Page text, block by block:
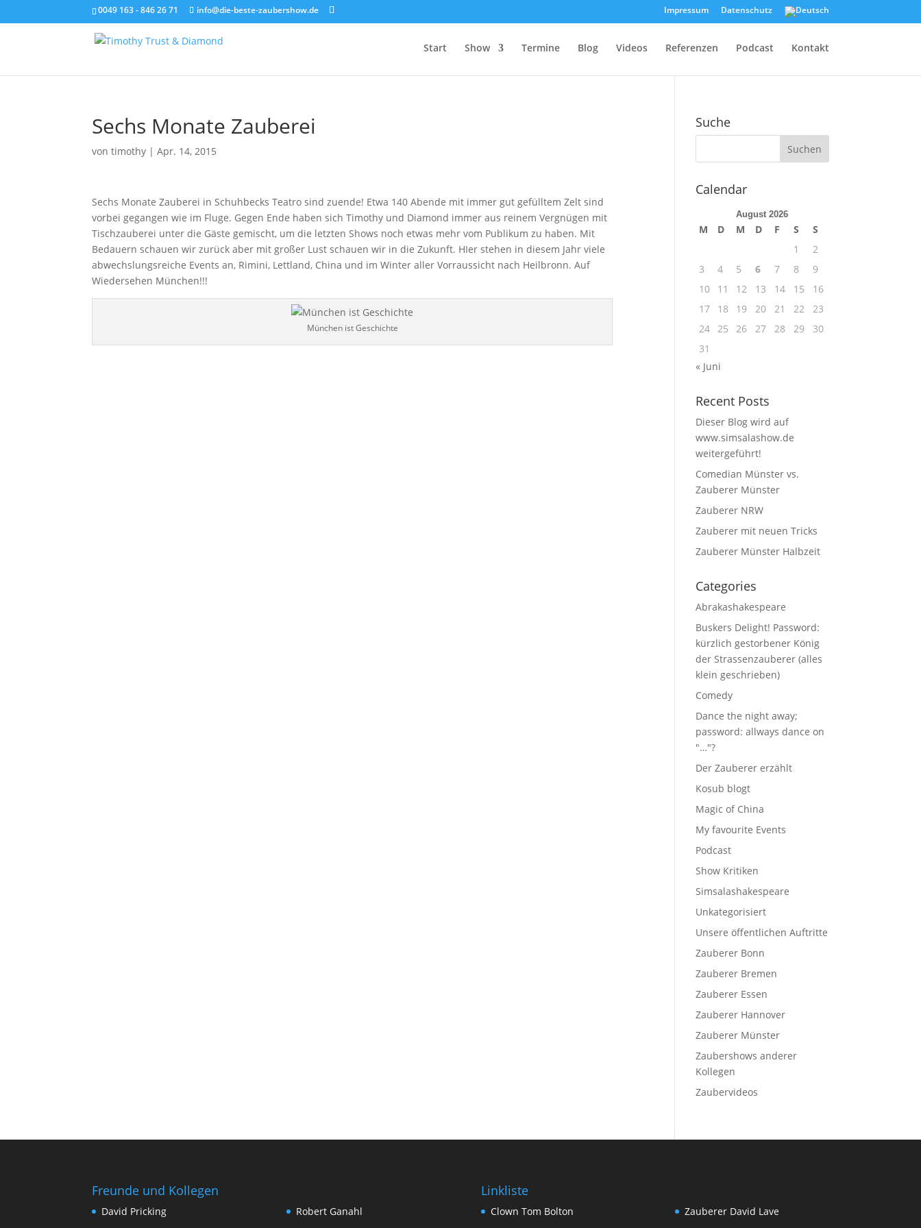
0049 163 - 846 26 71 info@die-beste-zaubershow.de Impressum Datenschutz
Start Show Termine Blog Videos Referenzen Podcast Kontakt
Sechs Monate Zauberei
vontimothy |Apr. 14, 2015
Sechs Monate Zauberei in Schuhbecks Teatro sind zuende! Etwa 140 Abende mit immer gut gefülltem Zelt sind
vorbei gegangen wie im Fluge. Gegen Ende haben sich Timothy und Diamond immer aus reinem Vergnügen mit
Tischzauberei unter die Gäste gemischt, um die letzten Shows noch etwas mehr vom Publikum zu haben. Mit
Bedauern schauen wir zurück aber mit großer Lust schauen wir in die Zukunft. HIer stehen in diesem Jahr viele
abwechslungsreiche Events an, Rimini, Lettland, China und im Winter aller Vorraussicht nach Heilbronn. Auf
Wiedersehen München!!!
München ist Geschichte
Suche
Calendar
August 2026
M D M D F S
S
1
2
3
4 5 6 7 8
9
10
11 12 13 14 15
16
17
18 19 20 21 22
23
24 25 26 27 28 29
30
31
« Juni
Recent Posts
Dieser Blog wird auf
www.simsalashow.de
weitergeführt!
Comedian Münster vs.
Zauberer Münster
Zauberer NRW
Zauberer mit neuen Tricks
Zauberer Münster Halbzeit
Categories
Abrakashakespeare
Buskers Delight! Password:
kürzlich gestorbener König
der Strassenzauberer (alles
klein geschrieben)
Comedy
Dance the night away;
password: allways dance on
"…"?
Der Zauberer erzählt
Kosub blogt
Magic of China
My favourite Events
Podcast
Show Kritiken
Simsalashakespeare
Unkategorisiert
Unsere öffentlichen Auftritte
Zauberer Bonn
Zauberer Bremen
Zauberer Essen
Zauberer Hannover
Zauberer Münster
Zaubershows anderer
Kollegen
Zaubervideos
Freunde und Kollegen
David Pricking
Robert Ganahl
Linkliste
Clown Tom Bolton
Zauberer David Lave